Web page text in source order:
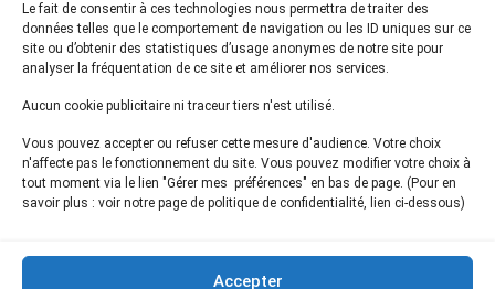
Le fait de consentir à ces technologies nous permettra de traiter des
données telles que le comportement de navigation ou les ID uniques sur ce
site ou d’obtenir des statistiques d’usage anonymes de notre site pour
analyser la fréquentation de ce site et améliorer nos services.
Aucun cookie publicitaire ni traceur tiers n'est utilisé.
Vous pouvez accepter ou refuser cette mesure d'audience. Votre choix
n'affecte pas le fonctionnement du site. Vous pouvez modifier votre choix à
tout moment via le lien "Gérer mes préférences" en bas de page. (Pour en
savoir plus : voir notre page de politique de confidentialité, lien ci-dessous)
Accepter
Actualités
Presse
Informations légales
Plan du site
Inscrivez-vous à notrenewsletter